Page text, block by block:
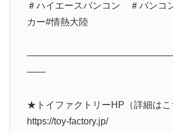
＃ハイエースバンコン ＃バンコ
カー#情熱大陸
——
★トイファクトリーHP（詳細はこ
https://toy-factory.jp/